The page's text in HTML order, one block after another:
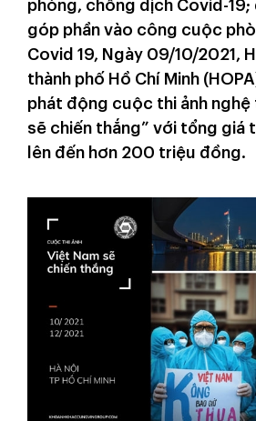
phòng, chống dịch Covid-
góp phần vào công cuộc
Covid 19, Ngày 09/10/2021,
thành phố Hồ Chí Minh
phát động cuộc thi ảnh nghệ
sẽ chiến thắng” với tổng giá
lên đến hơn 200 triệu đồng.